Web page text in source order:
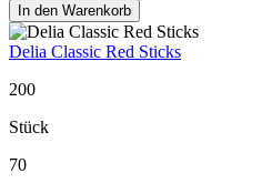
In den Warenkorb
Delia Classic Red Sticks
200
Stück
70